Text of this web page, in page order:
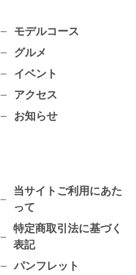
モデルコース
グルメ
イベント
アクセス
お知らせ
当サイトご利用にあた
って
特定商取引法に基づく
表記
パンフレット